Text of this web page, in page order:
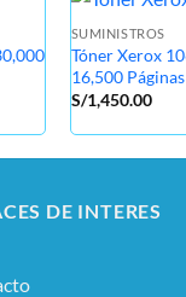
SUMINISTROS
Tóner Xerox
16,500 Páginas
S/1,450.00
DE INTERES